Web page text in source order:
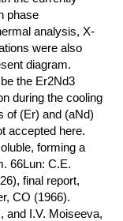
phase
analysis, X-
were also
diagram.
the Er2Nd3
during the cooling
of (Er) and (aNd)
accepted here.
forming a
66Lun: C.E.
final report,
CO (1966).
and I.V. Moiseeva,